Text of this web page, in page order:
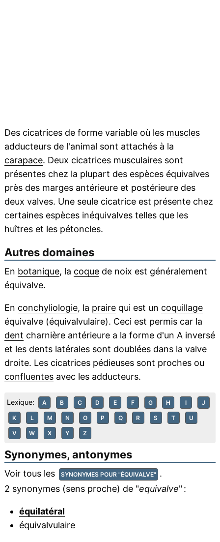
Des cicatrices de forme variable où les muscles
adducteurs de l'animal sont attachés à la
carapace. Deux cicatrices musculaires sont
présentes chez la plupart des espèces équivalves
près des marges antérieure et postérieure des
deux valves. Une seule cicatrice est présente chez
certaines espèces inéquivalves telles que les
huîtres et les pétoncles.
Autres domaines
En botanique, la coquede noix est généralement
équivalve.
En conchyliologie, la prairequi est un coquillage
équivalve (équivalvulaire). Ceci est permis car la
dent charnière antérieure a la forme d'un A inversé
et les dents latérales sont doublées dans la valve
droite. Les cicatrices pédieuses sont proches ou
confluentesavec les adducteurs.
Lexique: A B C D E F G H I J
K L M N O P Q R S T U
V W X Y Z
Synonymes, antonymes
Voir tous les SYNONYMES POUR "ÉQUIVALVE" .
2 synonymes (sens proche) de "equivalve" :
équilatéral
équivalvulaire